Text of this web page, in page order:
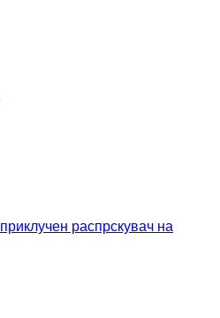
приклучен распрскувач на